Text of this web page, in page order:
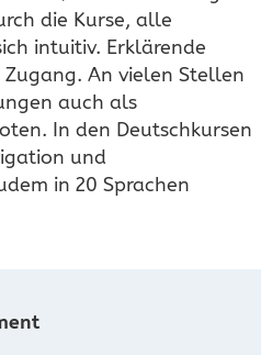
die Kurse, alle
intuitiv. Erklärende
An vielen Stellen
auch als
In den Deutschkursen
und
in 20 Sprachen